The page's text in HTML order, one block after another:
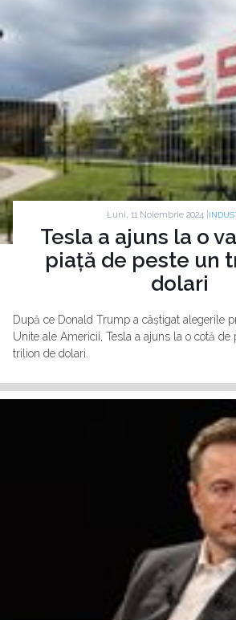
Luni, 11 Noiembrie 2024 |
Tesla a ajuns la o
piață de peste un
dolari
După ce Donald Trump a câștigat alegerile
Unite ale Americii, Tesla a ajuns la o cotă de
trilion de dolari.